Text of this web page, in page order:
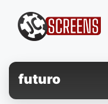
para
futuro